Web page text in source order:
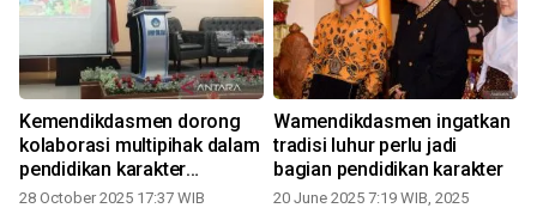
Kemendikdasmen dorong
kolaborasi multipihak dalam
pendidikan karakter
nasional
28 October 2025 17:37 WIB
Wamendikdasmen ingatkan
tradisi luhur perlu jadi
bagian pendidikan karakter
20 June 2025 7:19 WIB, 2025